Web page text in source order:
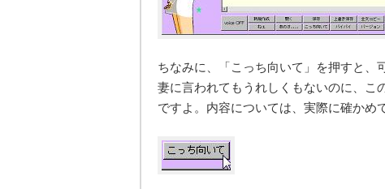
ちなみに、「こっち向いて」を押すと、
妻に言われてもうれしくもないのに、こ
ですよ。内容については、実際に確かめ